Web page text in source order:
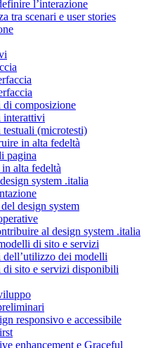
l’interazione
tra scenari e user stories
di composizione
interattivi
(microtesti)
in alta fedeltà
pagina
alta fedeltà
system .italia
design system
al design system .italia
di sito e servizi
dell’utilizzo dei modelli
sito e servizi disponibili
responsivo e accessibile
enhancement e Graceful